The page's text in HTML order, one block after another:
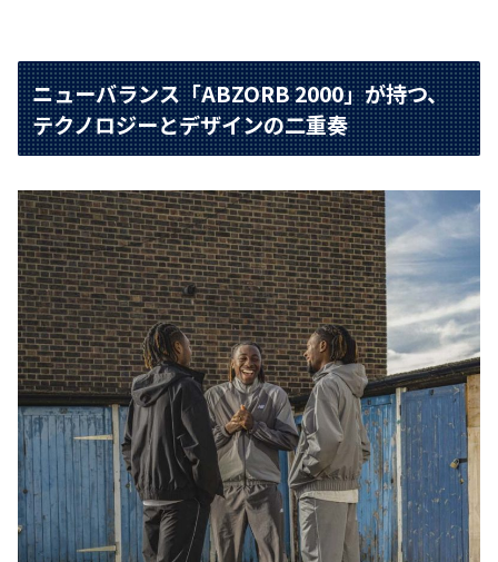
ニューバランス「ABZORB 2000」が持つ、
テクノロジーとデザインの二重奏